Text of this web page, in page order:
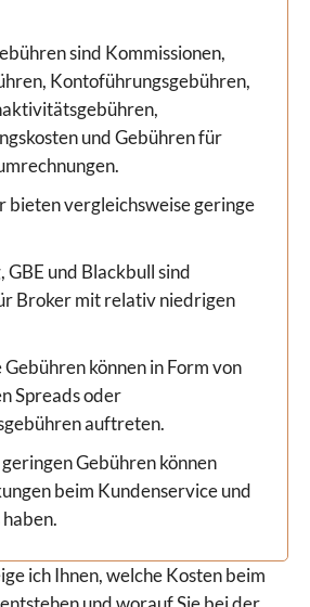
sind Kommissionen,
Kontoführungsgebühren,
und Gebühren für
bieten vergleichsweise geringe
GBE und Blackbull sind
Broker mit relativ niedrigen
können in Form von
Spreads oder
auftreten.
Gebühren können
beim Kundenservice und
ich Ihnen, welche Kosten beim